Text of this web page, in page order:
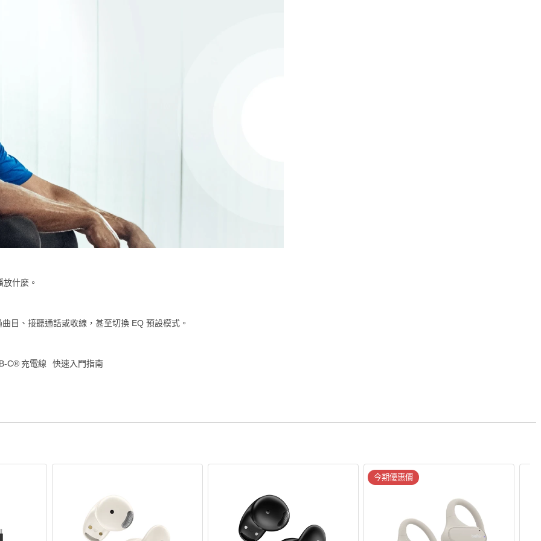
什麼。
目、接聽通話或收線，甚至切換 EQ 預設模式。
C® 充電線 快速入門指南
今期優惠價